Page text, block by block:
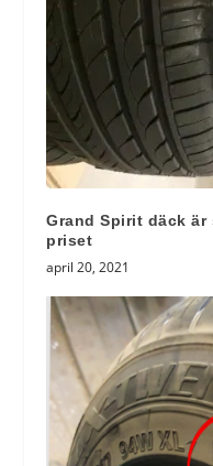
Grand Spirit däck är
priset
april 20, 2021